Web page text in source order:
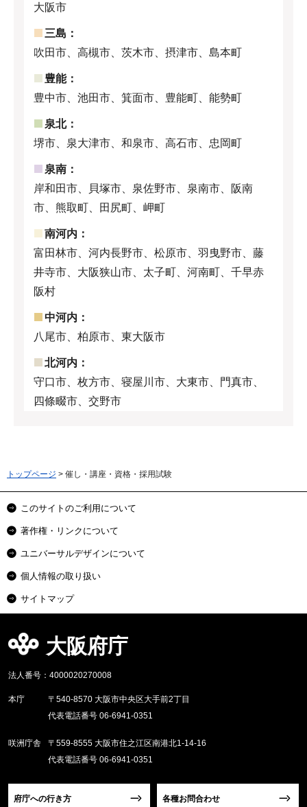
大阪市
三島：
吹田市、高槻市、茨木市、摂津市、島本町
豊能：
豊中市、池田市、箕面市、豊能町、能勢町
泉北：
堺市、泉大津市、和泉市、高石市、忠岡町
泉南：
岸和田市、貝塚市、泉佐野市、泉南市、阪南
市、熊取町、田尻町、岬町
南河内：
富田林市、河内長野市、松原市、羽曳野市、藤
井寺市、大阪狭山市、太子町、河南町、千早赤
阪村
中河内：
八尾市、柏原市、東大阪市
北河内：
守口市、枚方市、寝屋川市、大東市、門真市、
四條畷市、交野市
トップページ > 催し・講座・資格・採用試験
このサイトのご利用について
著作権・リンクについて
ユニバーサルデザインについて
個人情報の取り扱い
サイトマップ
大阪府庁
法人番号：4000020270008
本庁
〒540-8570 大阪市中央区大手前2丁目
代表電話番号 06-6941-0351
咲洲庁舎
〒559-8555 大阪市住之江区南港北1-14-16
代表電話番号 06-6941-0351
府庁への行き方 各種お問合わせ